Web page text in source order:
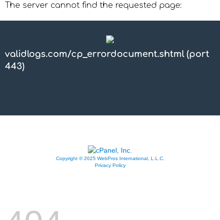
The server cannot find the requested page:
validlogs.com/cp_errordocument.shtml (port
443)
Copyright © 2025 WebPros International, L.L.C.
Privacy Policy